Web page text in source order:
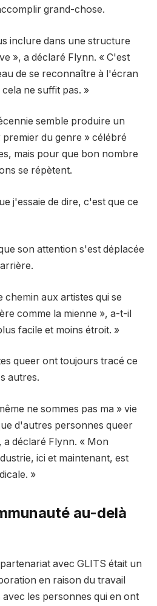
grand-chose.
inclure dans une structure
», a déclaré Flynn. « C'est
de se reconnaître à l'écran
ne suffit pas. »
semble produire un
du genre » célébré
mais pour que bon nombre
se répètent.
j'essaie de dire, c'est que ce
son attention s'est déplacée
chemin aux artistes qui se
comme la mienne », a-t-il
facile et moins étroit. »
queer ont toujours tracé ce
autres.
ne sommes pas ma » vie
d'autres personnes queer
a déclaré Flynn. « Mon
ici et maintenant, est
»
au-delà
avec GLITS était un
en raison du travail
les personnes qui en ont